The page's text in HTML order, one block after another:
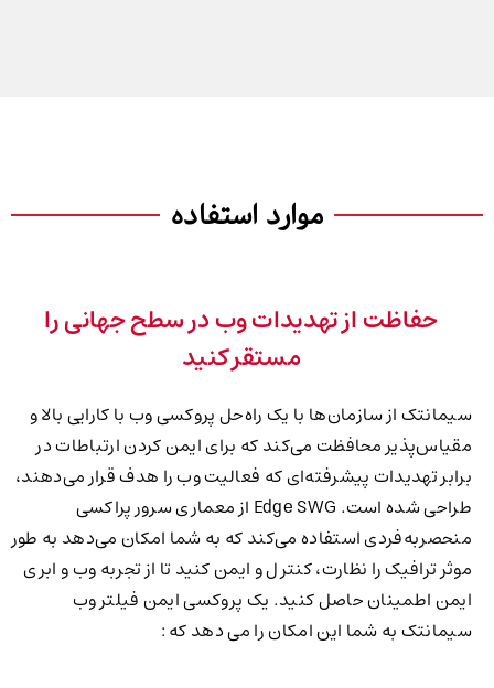
موارد استفاده
حفاظت از تهدیدات وب در سطح جهانی را
مستقر کنید
سیمانتک از سازمان‌ها با یک راه‌حل پروکسی وب با کارایی بالا و
مقیاس‌پذیر محافظت می‌کند که برای ایمن کردن ارتباطات در
برابر تهدیدات پیشرفته‌ای که فعالیت وب را هدف قرار می‌دهند،
طراحی شده است. Edge SWG از معماری سرور پراکسی
منحصربه‌فردی استفاده می‌کند که به شما امکان می‌دهد به طور
موثر ترافیک را نظارت، کنترل و ایمن کنید تا از تجربه وب و ابری
ایمن اطمینان حاصل کنید. یک پروکسی ایمن فیلتر وب
سیمانتک به شما این امکان را می دهد که :